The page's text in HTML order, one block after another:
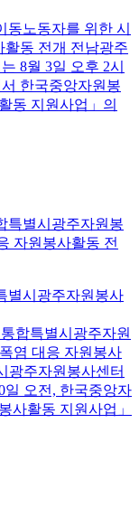
노동자를 위한 시
활동 전개 전남광주
8월 3일 오후 2시
한국중앙자원봉
동 지원사업」의
별시광주자원봉사
합특별시광주자원
염 대응 자원봉사
광주자원봉사센터
일 오전, 한국중앙자
사활동 지원사업」